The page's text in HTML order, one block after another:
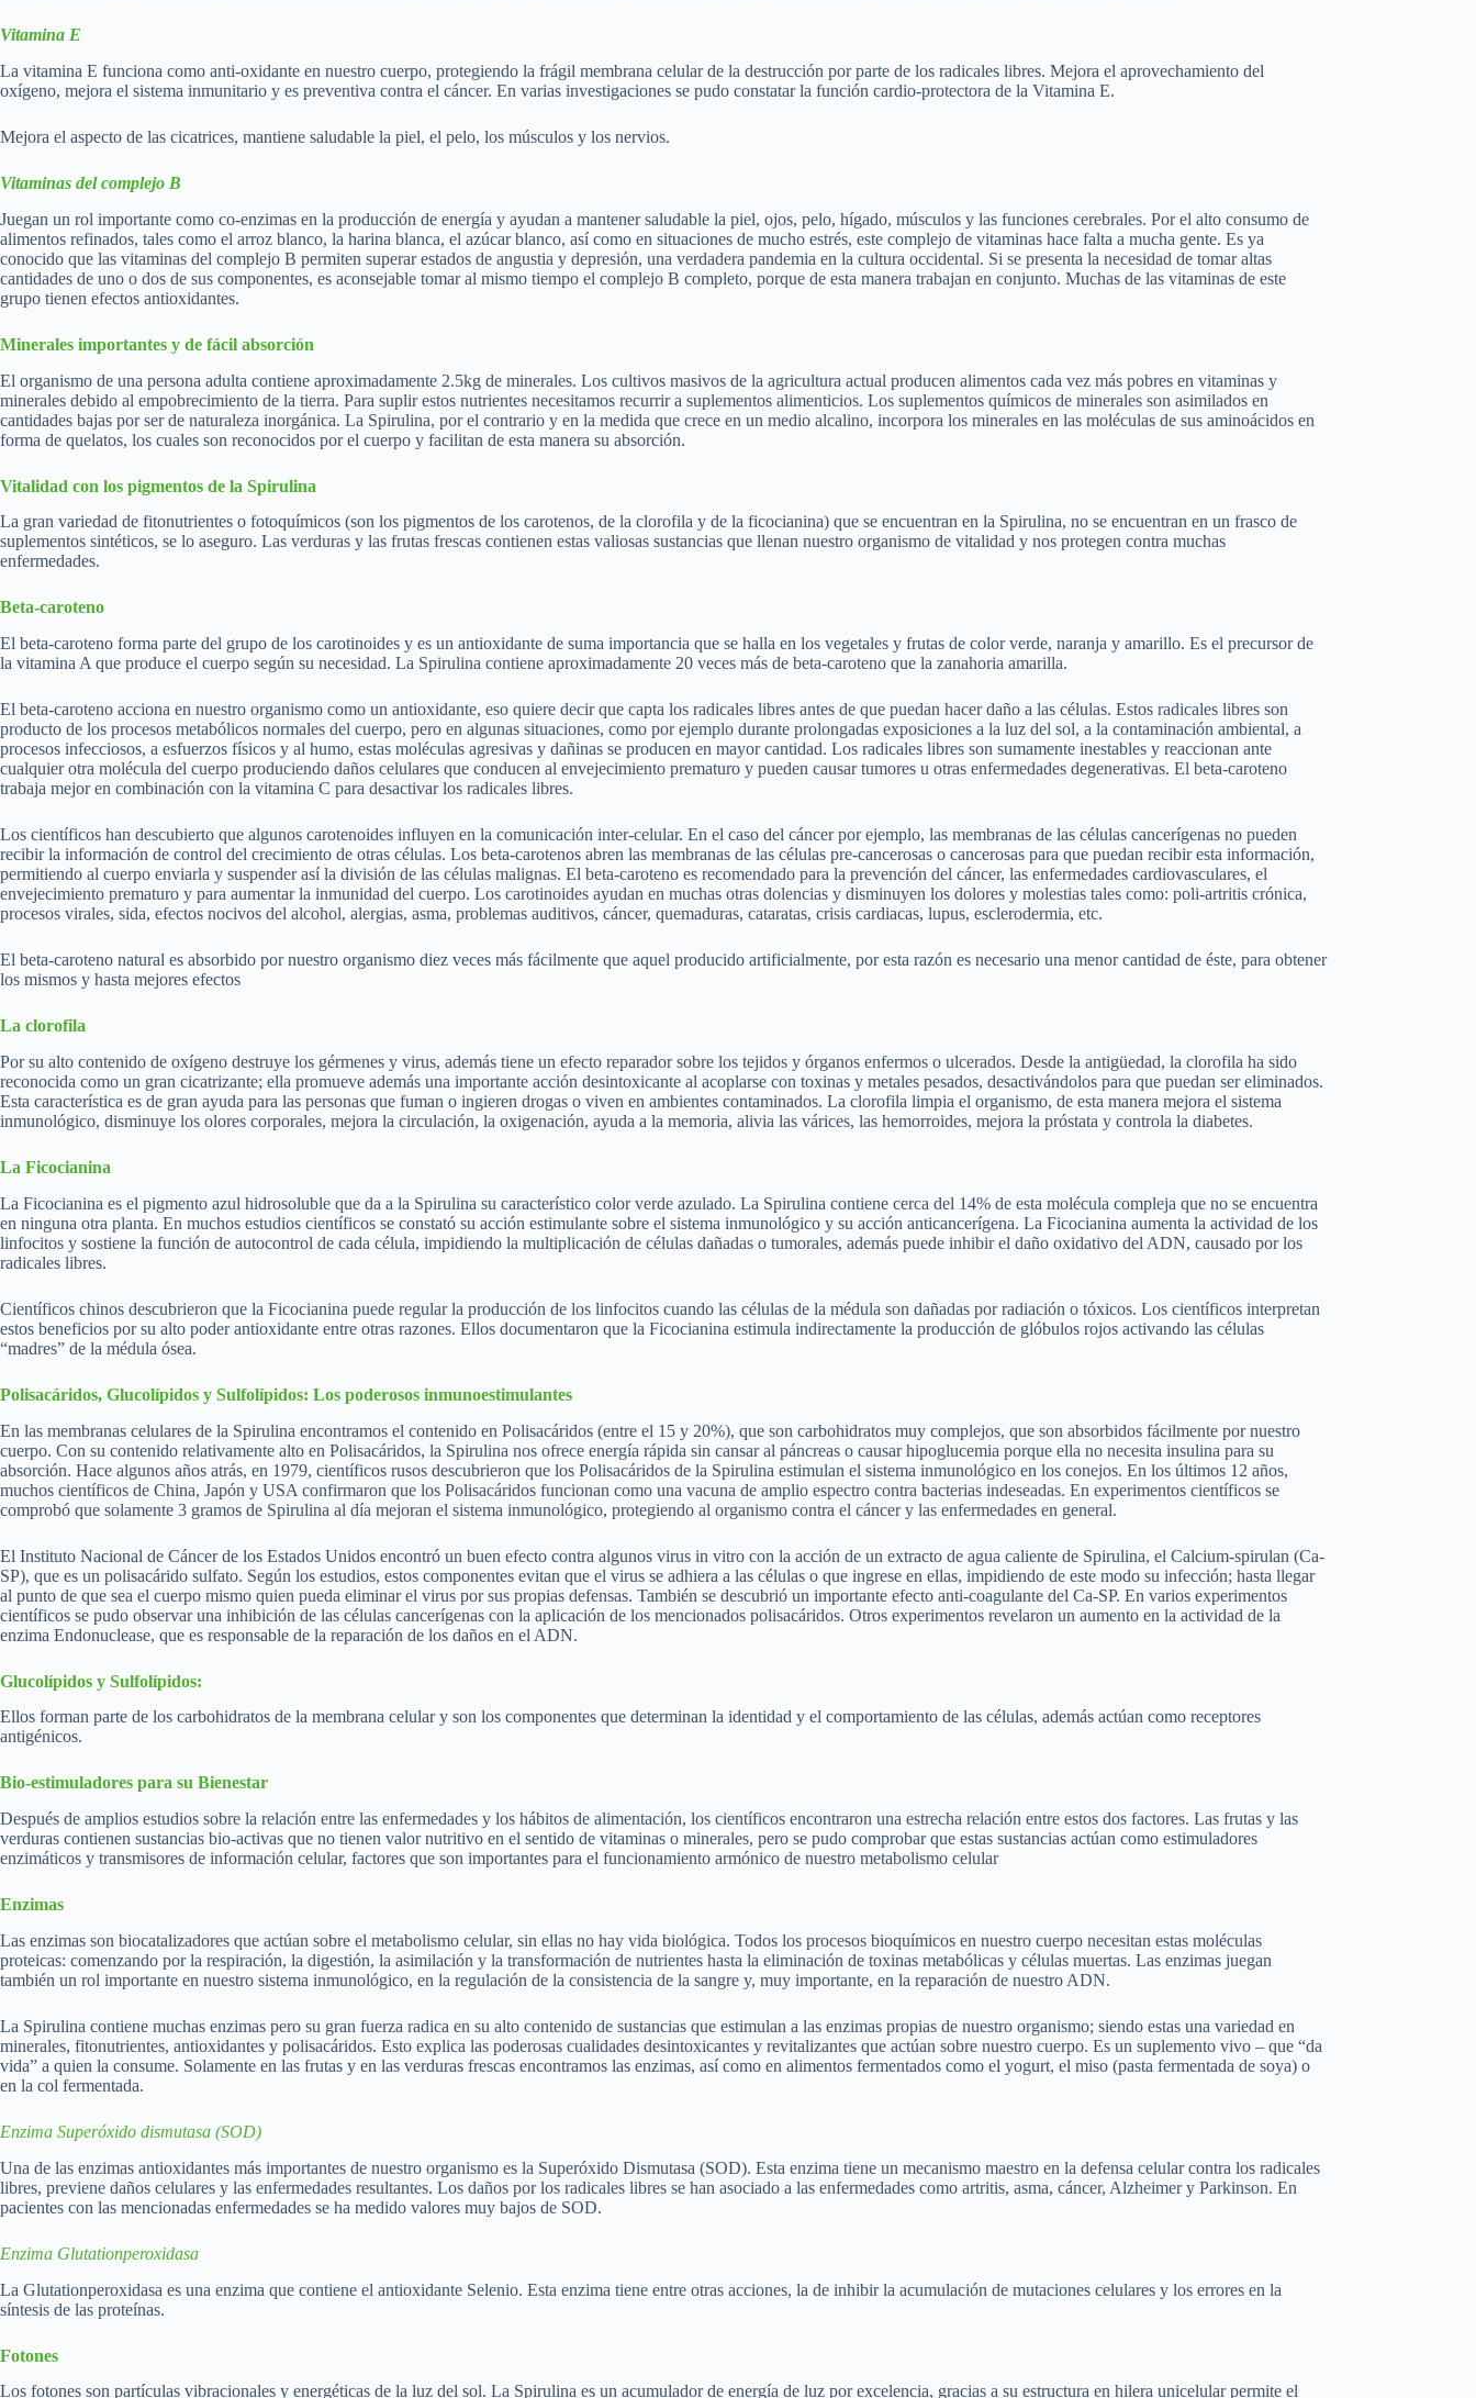
Vitamina E
La vitamina E funciona como anti-oxidante en nuestro cuerpo, protegiendo la frágil membrana celular de la destrucción por parte de los radicales libres. Mejora el aprovechamiento del
oxígeno, mejora el sistema inmunitario y es preventiva contra el cáncer. En varias investigaciones se pudo constatar la función cardio-protectora de la Vitamina E.
Mejora el aspecto de las cicatrices, mantiene saludable la piel, el pelo, los músculos y los nervios.
Vitaminas del complejo B
Juegan un rol importante como co-enzimas en la producción de energía y ayudan a mantener saludable la piel, ojos, pelo, hígado, músculos y las funciones cerebrales. Por el alto consumo de
alimentos refinados, tales como el arroz blanco, la harina blanca, el azúcar blanco, así como en situaciones de mucho estrés, este complejo de vitaminas hace falta a mucha gente. Es ya
conocido que las vitaminas del complejo B permiten superar estados de angustia y depresión, una verdadera pandemia en la cultura occidental. Si se presenta la necesidad de tomar altas
cantidades de uno o dos de sus componentes, es aconsejable tomar al mismo tiempo el complejo B completo, porque de esta manera trabajan en conjunto. Muchas de las vitaminas de este
grupo tienen efectos antioxidantes.
Minerales importantes y de fácil absorción
El organismo de una persona adulta contiene aproximadamente 2.5kg de minerales. Los cultivos masivos de la agricultura actual producen alimentos cada vez más pobres en vitaminas y
minerales debido al empobrecimiento de la tierra. Para suplir estos nutrientes necesitamos recurrir a suplementos alimenticios. Los suplementos químicos de minerales son asimilados en
cantidades bajas por ser de naturaleza inorgánica. La Spirulina, por el contrario y en la medida que crece en un medio alcalino, incorpora los minerales en las moléculas de sus aminoácidos en
forma de quelatos, los cuales son reconocidos por el cuerpo y facilitan de esta manera su absorción.
Vitalidad con los pigmentos de la Spirulina
La gran variedad de fitonutrientes o fotoquímicos (son los pigmentos de los carotenos, de la clorofila y de la ficocianina) que se encuentran en la Spirulina, no se encuentran en un frasco de
suplementos sintéticos, se lo aseguro. Las verduras y las frutas frescas contienen estas valiosas sustancias que llenan nuestro organismo de vitalidad y nos protegen contra muchas
enfermedades.
Beta-caroteno
El beta-caroteno forma parte del grupo de los carotinoides y es un antioxidante de suma importancia que se halla en los vegetales y frutas de color verde, naranja y amarillo. Es el precursor de
la vitamina A que produce el cuerpo según su necesidad. La Spirulina contiene aproximadamente 20 veces más de beta-caroteno que la zanahoria amarilla.
El beta-caroteno acciona en nuestro organismo como un antioxidante, eso quiere decir que capta los radicales libres antes de que puedan hacer daño a las células. Estos radicales libres son
producto de los procesos metabólicos normales del cuerpo, pero en algunas situaciones, como por ejemplo durante prolongadas exposiciones a la luz del sol, a la contaminación ambiental, a
procesos infecciosos, a esfuerzos físicos y al humo, estas moléculas agresivas y dañinas se producen en mayor cantidad. Los radicales libres son sumamente inestables y reaccionan ante
cualquier otra molécula del cuerpo produciendo daños celulares que conducen al envejecimiento prematuro y pueden causar tumores u otras enfermedades degenerativas. El beta-caroteno
trabaja mejor en combinación con la vitamina C para desactivar los radicales libres.
Los científicos han descubierto que algunos carotenoides influyen en la comunicación inter-celular. En el caso del cáncer por ejemplo, las membranas de las células cancerígenas no pueden
recibir la información de control del crecimiento de otras células. Los beta-carotenos abren las membranas de las células pre-cancerosas o cancerosas para que puedan recibir esta información,
permitiendo al cuerpo enviarla y suspender así la división de las células malignas. El beta-caroteno es recomendado para la prevención del cáncer, las enfermedades cardiovasculares, el
envejecimiento prematuro y para aumentar la inmunidad del cuerpo. Los carotinoides ayudan en muchas otras dolencias y disminuyen los dolores y molestias tales como: poli-artritis crónica,
procesos virales, sida, efectos nocivos del alcohol, alergias, asma, problemas auditivos, cáncer, quemaduras, cataratas, crisis cardiacas, lupus, esclerodermia, etc.
El beta-caroteno natural es absorbido por nuestro organismo diez veces más fácilmente que aquel producido artificialmente, por esta razón es necesario una menor cantidad de éste, para obtener
los mismos y hasta mejores efectos
La clorofila
Por su alto contenido de oxígeno destruye los gérmenes y virus, además tiene un efecto reparador sobre los tejidos y órganos enfermos o ulcerados. Desde la antigüedad, la clorofila ha sido
reconocida como un gran cicatrizante; ella promueve además una importante acción desintoxicante al acoplarse con toxinas y metales pesados, desactivándolos para que puedan ser eliminados.
Esta característica es de gran ayuda para las personas que fuman o ingieren drogas o viven en ambientes contaminados. La clorofila limpia el organismo, de esta manera mejora el sistema
inmunológico, disminuye los olores corporales, mejora la circulación, la oxigenación, ayuda a la memoria, alivia las várices, las hemorroides, mejora la próstata y controla la diabetes.
La Ficocianina
La Ficocianina es el pigmento azul hidrosoluble que da a la Spirulina su característico color verde azulado. La Spirulina contiene cerca del 14% de esta molécula compleja que no se encuentra
en ninguna otra planta. En muchos estudios científicos se constató su acción estimulante sobre el sistema inmunológico y su acción anticancerígena. La Ficocianina aumenta la actividad de los
linfocitos y sostiene la función de autocontrol de cada célula, impidiendo la multiplicación de células dañadas o tumorales, además puede inhibir el daño oxidativo del ADN, causado por los
radicales libres.
Científicos chinos descubrieron que la Ficocianina puede regular la producción de los linfocitos cuando las células de la médula son dañadas por radiación o tóxicos. Los científicos interpretan
estos beneficios por su alto poder antioxidante entre otras razones. Ellos documentaron que la Ficocianina estimula indirectamente la producción de glóbulos rojos activando las células
“madres” de la médula ósea.
Polisacáridos, Glucolípidos y Sulfolípidos: Los poderosos inmunoestimulantes
En las membranas celulares de la Spirulina encontramos el contenido en Polisacáridos (entre el 15 y 20%), que son carbohidratos muy complejos, que son absorbidos fácilmente por nuestro
cuerpo. Con su contenido relativamente alto en Polisacáridos, la Spirulina nos ofrece energía rápida sin cansar al páncreas o causar hipoglucemia porque ella no necesita insulina para su
absorción. Hace algunos años atrás, en 1979, científicos rusos descubrieron que los Polisacáridos de la Spirulina estimulan el sistema inmunológico en los conejos. En los últimos 12 años,
muchos científicos de China, Japón y USA confirmaron que los Polisacáridos funcionan como una vacuna de amplio espectro contra bacterias indeseadas. En experimentos científicos se
comprobó que solamente 3 gramos de Spirulina al día mejoran el sistema inmunológico, protegiendo al organismo contra el cáncer y las enfermedades en general.
El Instituto Nacional de Cáncer de los Estados Unidos encontró un buen efecto contra algunos virus in vitro con la acción de un extracto de agua caliente de Spirulina, el Calcium-spirulan (Ca-
SP), que es un polisacárido sulfato. Según los estudios, estos componentes evitan que el virus se adhiera a las células o que ingrese en ellas, impidiendo de este modo su infección; hasta llegar
al punto de que sea el cuerpo mismo quien pueda eliminar el virus por sus propias defensas. También se descubrió un importante efecto anti-coagulante del Ca-SP. En varios experimentos
científicos se pudo observar una inhibición de las células cancerígenas con la aplicación de los mencionados polisacáridos. Otros experimentos revelaron un aumento en la actividad de la
enzima Endonuclease, que es responsable de la reparación de los daños en el ADN.
Glucolípidos y Sulfolípidos:
Ellos forman parte de los carbohidratos de la membrana celular y son los componentes que determinan la identidad y el comportamiento de las células, además actúan como receptores
antigénicos.
Bio-estimuladores para su Bienestar
Después de amplios estudios sobre la relación entre las enfermedades y los hábitos de alimentación, los científicos encontraron una estrecha relación entre estos dos factores. Las frutas y las
verduras contienen sustancias bio-activas que no tienen valor nutritivo en el sentido de vitaminas o minerales, pero se pudo comprobar que estas sustancias actúan como estimuladores
enzimáticos y transmisores de información celular, factores que son importantes para el funcionamiento armónico de nuestro metabolismo celular
Enzimas
Las enzimas son biocatalizadores que actúan sobre el metabolismo celular, sin ellas no hay vida biológica. Todos los procesos bioquímicos en nuestro cuerpo necesitan estas moléculas
proteicas: comenzando por la respiración, la digestión, la asimilación y la transformación de nutrientes hasta la eliminación de toxinas metabólicas y células muertas. Las enzimas juegan
también un rol importante en nuestro sistema inmunológico, en la regulación de la consistencia de la sangre y, muy importante, en la reparación de nuestro ADN.
La Spirulina contiene muchas enzimas pero su gran fuerza radica en su alto contenido de sustancias que estimulan a las enzimas propias de nuestro organismo; siendo estas una variedad en
minerales, fitonutrientes, antioxidantes y polisacáridos. Esto explica las poderosas cualidades desintoxicantes y revitalizantes que actúan sobre nuestro cuerpo. Es un suplemento vivo – que “da
vida” a quien la consume. Solamente en las frutas y en las verduras frescas encontramos las enzimas, así como en alimentos fermentados como el yogurt, el miso (pasta fermentada de soya) o
en la col fermentada.
Enzima Superóxido dismutasa (SOD)
Una de las enzimas antioxidantes más importantes de nuestro organismo es la Superóxido Dismutasa (SOD). Esta enzima tiene un mecanismo maestro en la defensa celular contra los radicales
libres, previene daños celulares y las enfermedades resultantes. Los daños por los radicales libres se han asociado a las enfermedades como artritis, asma, cáncer, Alzheimer y Parkinson. En
pacientes con las mencionadas enfermedades se ha medido valores muy bajos de SOD.
Enzima Glutationperoxidasa
La Glutationperoxidasa es una enzima que contiene el antioxidante Selenio. Esta enzima tiene entre otras acciones, la de inhibir la acumulación de mutaciones celulares y los errores en la
síntesis de las proteínas.
Fotones
Los fotones son partículas vibracionales y energéticas de la luz del sol. La Spirulina es un acumulador de energía de luz por excelencia, gracias a su estructura en hilera unicelular permite el